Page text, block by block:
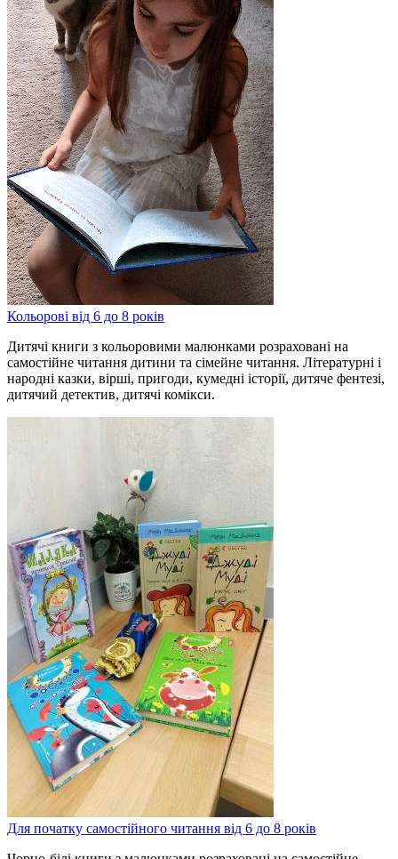
Кольорові від 6 до 8 років
Дитячі книги з кольоровими малюнками розраховані на
самостійне читання дитини та сімейне читання. Літературні і
народні казки, вірші, пригоди, кумедні історії, дитяче фентезі,
дитячий детектив, дитячі комікси.
Для початку самостійного читання від 6 до 8 років